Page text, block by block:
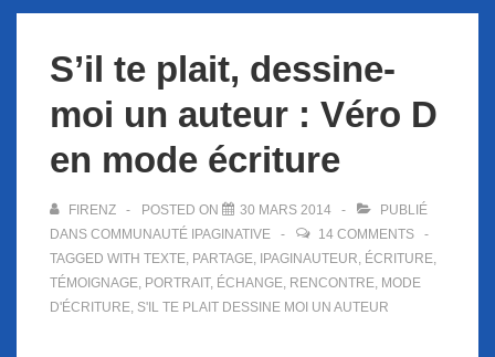
S’il te plait, dessine-
moi un auteur : Véro D
en mode écriture
FIRENZ POSTED ON 30 MARS 2014
PUBLIÉ
DANS COMMUNAUTÉ IPAGINATIVE
14 COMMENTS
TAGGED WITH TEXTE, PARTAGE, IPAGINAUTEUR, ÉCRITURE,
TÉMOIGNAGE, PORTRAIT, ÉCHANGE, RENCONTRE, MODE
D'ÉCRITURE, S'IL TE PLAIT DESSINE MOI UN AUTEUR